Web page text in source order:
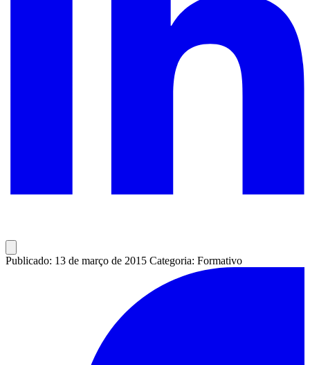
Publicado: 13 de março de 2015 Categoria: Formativo